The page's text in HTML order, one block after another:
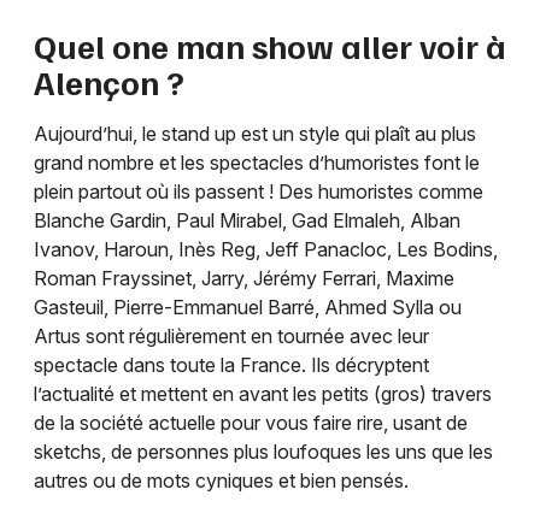
Quel one man show aller voir à
Alençon ?
Aujourd’hui, le stand up est un style qui plaît au plus
grand nombre et les spectacles d’humoristes font le
plein partout où ils passent ! Des humoristes comme
Blanche Gardin, Paul Mirabel, Gad Elmaleh, Alban
Ivanov, Haroun, Inès Reg, Jeff Panacloc, Les Bodins,
Roman Frayssinet, Jarry, Jérémy Ferrari, Maxime
Gasteuil, Pierre-Emmanuel Barré, Ahmed Sylla ou
Artus sont régulièrement en tournée avec leur
spectacle dans toute la France. Ils décryptent
l’actualité et mettent en avant les petits (gros) travers
de la société actuelle pour vous faire rire, usant de
sketchs, de personnes plus loufoques les uns que les
autres ou de mots cyniques et bien pensés.